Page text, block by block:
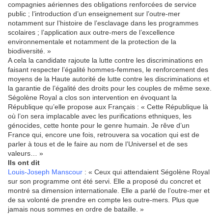
compagnies aériennes des obligations renforcées de service
public ; l’introduction d’un enseignement sur l’outre-mer
notamment sur l’histoire de l’esclavage dans les programmes
scolaires ; l’application aux outre-mers de l’excellence
environnementale et notamment de la protection de la
biodiversité. »
A cela la candidate rajoute la lutte contre les discriminations en
faisant respecter l’égalité hommes-femmes, le renforcement des
moyens de la Haute autorité de lutte contre les discriminations et
la garantie de l’égalité des droits pour les couples de même sexe.
Ségolène Royal a clos son intervention en évoquant la
République qu’elle propose aux Français : « Cette République là
où l’on sera implacable avec les purifications ethniques, les
génocides, cette honte pour le genre humain. Je rêve d’un
France qui, encore une fois, retrouvera sa vocation qui est de
parler à tous et de le faire au nom de l’Universel et de ses
valeurs… »
Ils ont dit
Louis-Joseph Manscour : « Ceux qui attendaient Ségolène Royal
sur son programme ont été servi. Elle a proposé du concret et
montré sa dimension internationale. Elle a parlé de l’outre-mer et
de sa volonté de prendre en compte les outre-mers. Plus que
jamais nous sommes en ordre de bataille. »